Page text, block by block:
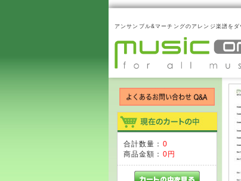
アンサンブル&マーチングのアレンジ楽譜をダ
合計数量： 0
商品金額： 0円